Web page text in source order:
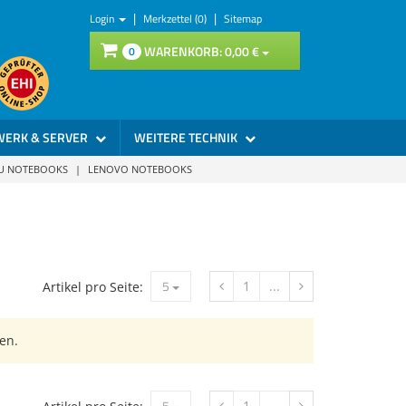
Login | Merkzettel (0) | Sitemap
0 WARENKORB:0,00€
& SERVER WEITERE TECHNIK
NOTEBOOKS | LENOVO NOTEBOOKS
1 ...
Artikel pro Seite: 5